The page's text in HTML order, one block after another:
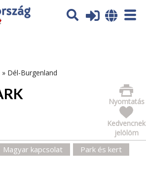
használ. További tájékoztatás itt:
» Dél-Burgenland
Nyomtatás
Kedvencnek
jelölöm
Magyar kapcsolat
Park és kert